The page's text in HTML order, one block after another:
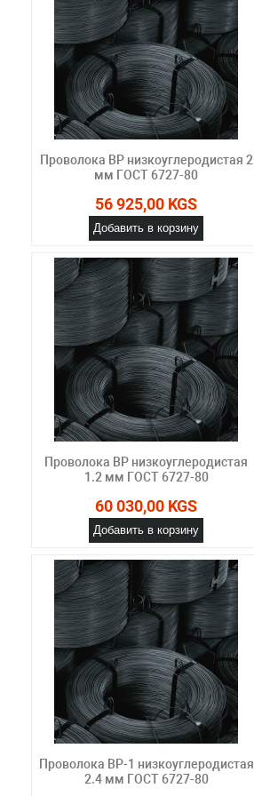
Проволока ВР низкоуглеродистая 2
мм ГОСТ 6727-80
56 925,00 KGS
Добавить в корзину
Проволока ВР низкоуглеродистая
1.2 мм ГОСТ 6727-80
60 030,00 KGS
Добавить в корзину
Проволока ВР-1 низкоуглеродистая
2.4 мм ГОСТ 6727-80